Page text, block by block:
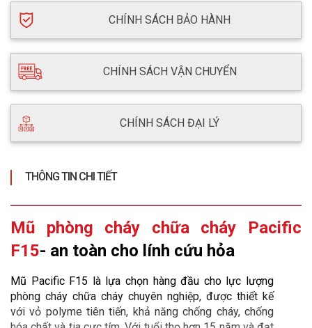
CHÍNH SÁCH BẢO HÀNH
CHÍNH SÁCH VẬN CHUYỂN
CHÍNH SÁCH ĐẠI LÝ
THÔNG TIN CHI TIẾT
Mũ phòng cháy chữa cháy Pacific
F15- an toàn cho lính cứu hỏa
Mũ Pacific F15 là lựa chọn hàng đầu cho lực lượng
phòng cháy chữa cháy chuyên nghiệp, được thiết kế
với vỏ polyme tiên tiến, khả năng chống cháy, chống